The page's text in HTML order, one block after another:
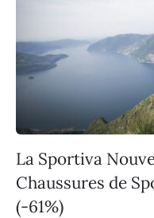
La Sportiva
Chaussures de
(-61%)